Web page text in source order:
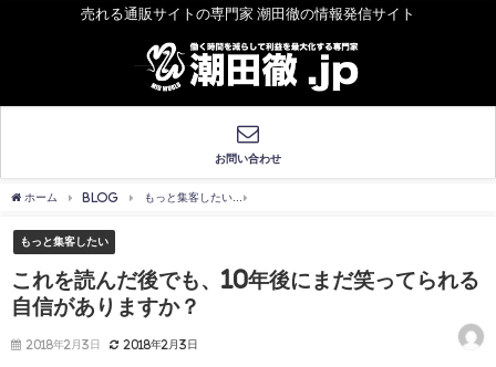
売れる通販サイトの専門家 潮田徹の情報発信サイト
お問い合わせ
ホーム BLOG もっと集客したい
もっと集客したい
これを読んだ後でも、10年後にまだ笑ってられる
自信がありますか？
2018年2月3日 2018年2月3日